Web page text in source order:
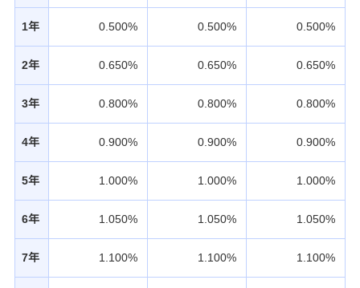
1年 0.500% 0.500% 0.500%
2年 0.650% 0.650% 0.650%
3年 0.800% 0.800% 0.800%
4年 0.900% 0.900% 0.900%
5年 1.000% 1.000% 1.000%
6年 1.050% 1.050% 1.050%
7年 1.100% 1.100% 1.100%